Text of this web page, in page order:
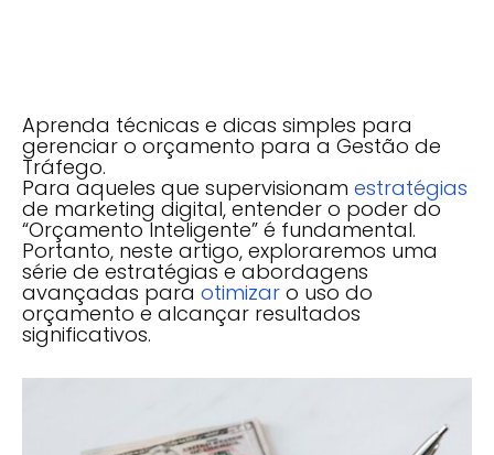
Aprenda técnicas e dicas simples para
gerenciar o orçamento para a Gestão de
Tráfego.
Para aqueles que supervisionam estratégias
de marketing digital, entender o poder do
“Orçamento Inteligente” é fundamental.
Portanto, neste artigo, exploraremos uma
série de estratégias e abordagens
avançadas para otimizar o uso do
orçamento e alcançar resultados
significativos.